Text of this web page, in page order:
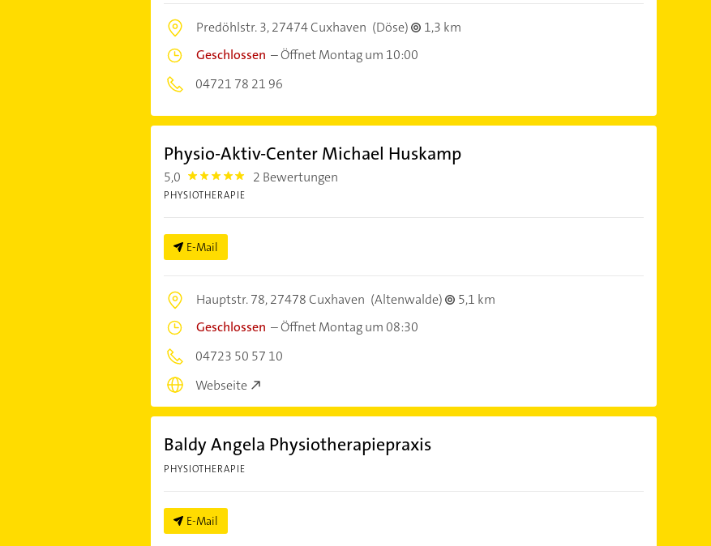
Predöhlstr. 3,27474 Cuxhaven (Döse)
1,3 km
Geschlossen –Öffnet Montag um 10:00
04721 78 21 96
Physio-Aktiv-Center Michael Huskamp
5,0 5.0 2 Bewertungen
PHYSIOTHERAPIE
E-Mail
Hauptstr. 78,27478 Cuxhaven (Altenwalde)
5,1 km
Geschlossen –Öffnet Montag um 08:30
04723 50 57 10
Webseite
Baldy Angela Physiotherapiepraxis
PHYSIOTHERAPIE
E-Mail